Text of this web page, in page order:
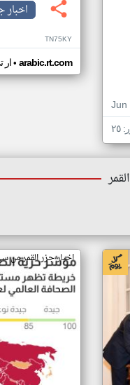
اخبار
TN75KY
ار• arabic.rt.com
اخبار جزر القمر من